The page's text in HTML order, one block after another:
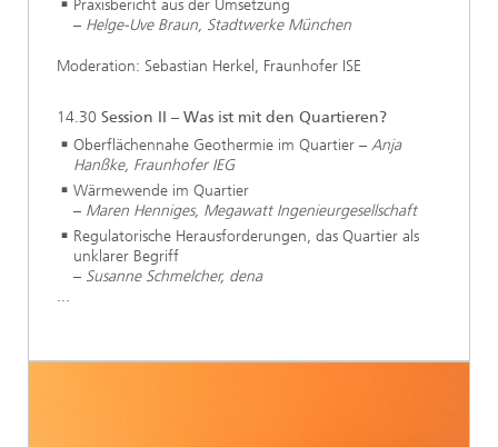
Praxisbericht aus der Umsetzung
– Helge-Uve Braun, Stadtwerke München
Moderation: Sebastian Herkel, Fraunhofer ISE
14.30 Session II – Was ist mit den Quartieren?
Oberflächennahe Geothermie im Quartier – Anja
Hanßke, Fraunhofer IEG
Wärmewende im Quartier
– Maren Henniges, Megawatt Ingenieurgesellschaft
Regulatorische Herausforderungen, das Quartier als
unklarer Begriff
– Susanne Schmelcher, dena
...